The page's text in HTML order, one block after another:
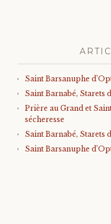
Saint Barsanuphe
Saint Barnabé, Starets
Prière au Grand et
sécheresse
Saint Barnabé, Starets
Saint Barsanuphe